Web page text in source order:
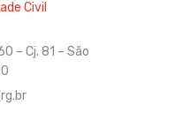
– Cj. 81 – São